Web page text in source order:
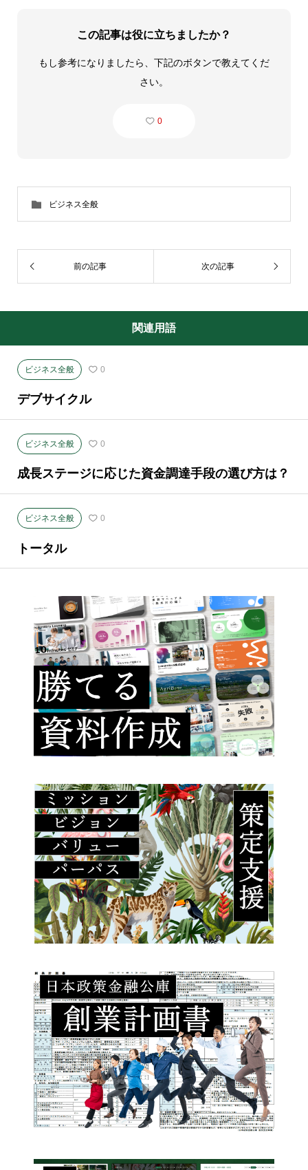
この記事は役に立ちましたか？
もし参考になりましたら、下記のボタンで教えてくだ
さい。
0
ビジネス全般
前の記事 次の記事
関連用語
ビジネス全般 0
デブサイクル
ビジネス全般 0
成長ステージに応じた資金調達手段の選び方は？
ビジネス全般 0
トータル